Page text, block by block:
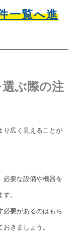
一覧へ進
ぶ際の注
り広く見えることが
必要な設備や機器を
。
必要があるのはもち
きましょう。